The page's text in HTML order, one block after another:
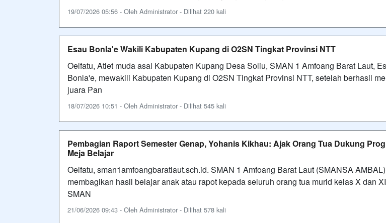
19/07/2026 05:56 - Oleh Administrator - Dilihat 220 kali
Esau Bonla'e Wakili Kabupaten Kupang di O2SN Tingkat Provinsi NTT
Oelfatu, Atlet muda asal Kabupaten Kupang Desa Soliu, SMAN 1 Amfoang Barat Laut,
Bonla'e, mewakili Kabupaten Kupang di O2SN Tingkat Provinsi NTT, setelah berhasil
juara Pan
18/07/2026 10:51 - Oleh Administrator - Dilihat 545 kali
Pembagian Raport Semester Genap, Yohanis Kikhau: Ajak Orang Tua Dukung
Meja Belajar
Oelfatu, sman1amfoangbaratlaut.sch.id. SMAN 1 Amfoang Barat Laut (SMANSA
membagikan hasil belajar anak atau rapot kepada seluruh orang tua murid kelas X dan
SMAN
21/06/2026 09:43 - Oleh Administrator - Dilihat 578 kali